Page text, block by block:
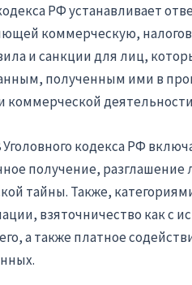
РФ устанавливает
коммерческую,
и санкции для лиц,
полученным ими в
коммерческой
кодекса РФ
получение,
тайны. Также,
взяточничество как с
а также платное